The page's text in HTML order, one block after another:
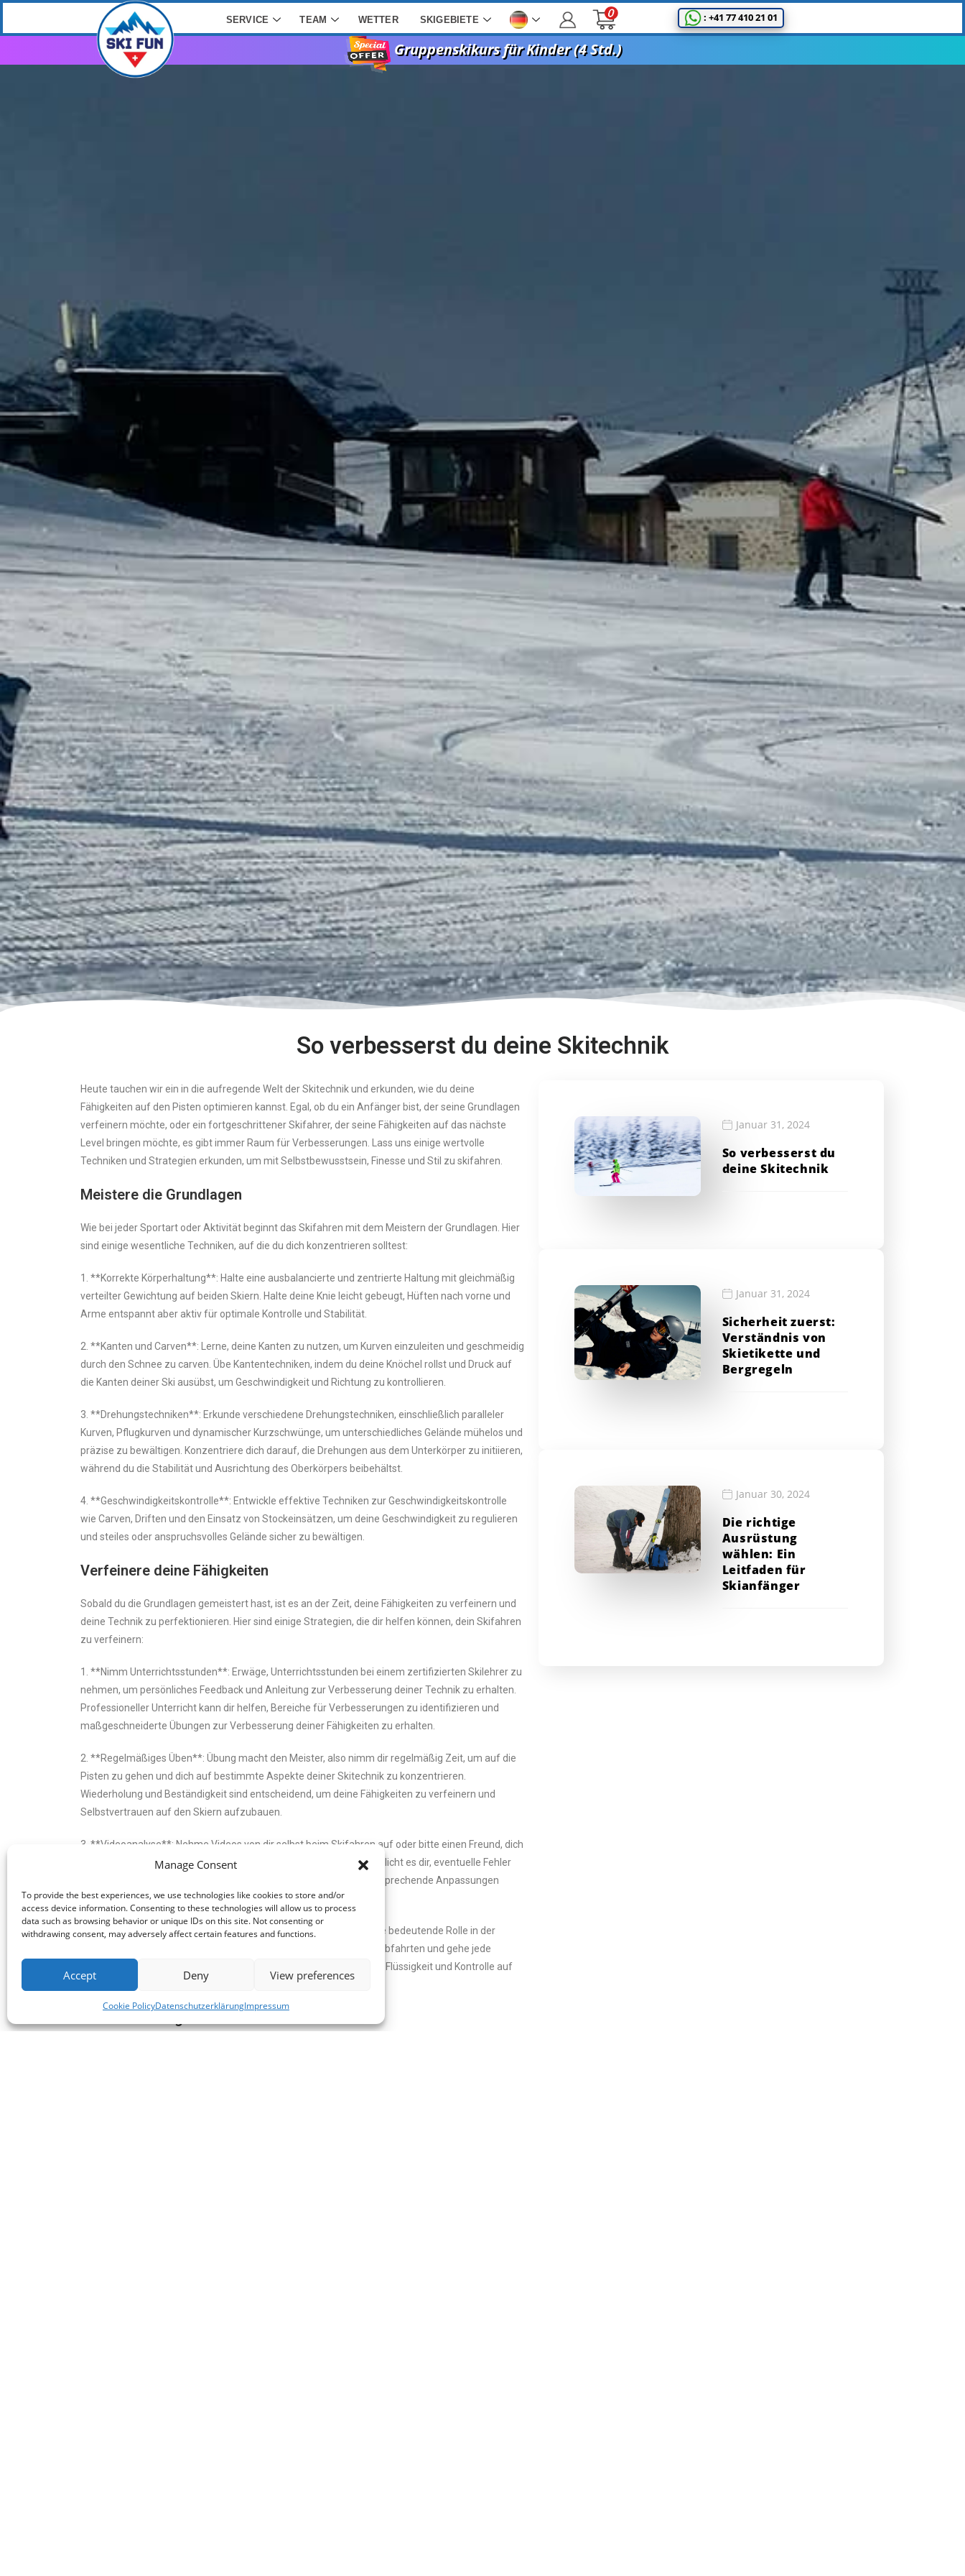
Manage Consent
To provide the best experiences, we use technologies like cookies to store and/or
access device information. Consenting to these technologies will allow us to process
data such as browsing behavior or unique IDs on this site. Not consenting or
withdrawing consent, may adversely affect certain features and functions.
Accept Deny View preferences
Cookie PolicyDatenschutzerklärungImpressum
Gruppenskikurs für Kinder (4 Std.)
SERVICE TEAM WETTER SKIGEBIETE : +41 77 410 21 01
So verbesserst du deine Skitechnik
Heute tauchen wir ein in die aufregende Welt der Skitechnik und erkunden, wie du deine
Fähigkeiten auf den Pisten optimieren kannst. Egal, ob du ein Anfänger bist, der seine Grundlagen
verfeinern möchte, oder ein fortgeschrittener Skifahrer, der seine Fähigkeiten auf das nächste
Level bringen möchte, es gibt immer Raum für Verbesserungen. Lass uns einige wertvolle
Techniken und Strategien erkunden, um mit Selbstbewusstsein, Finesse und Stil zu skifahren.
Meistere die Grundlagen
Wie bei jeder Sportart oder Aktivität beginnt das Skifahren mit dem Meistern der Grundlagen. Hier
sind einige wesentliche Techniken, auf die du dich konzentrieren solltest:
1. **Korrekte Körperhaltung**: Halte eine ausbalancierte und zentrierte Haltung mit gleichmäßig
verteilter Gewichtung auf beiden Skiern. Halte deine Knie leicht gebeugt, Hüften nach vorne und
Arme entspannt aber aktiv für optimale Kontrolle und Stabilität.
2. **Kanten und Carven**: Lerne, deine Kanten zu nutzen, um Kurven einzuleiten und geschmeidig
durch den Schnee zu carven. Übe Kantentechniken, indem du deine Knöchel rollst und Druck auf
die Kanten deiner Ski ausübst, um Geschwindigkeit und Richtung zu kontrollieren.
3. **Drehungstechniken**: Erkunde verschiedene Drehungstechniken, einschließlich paralleler
Kurven, Pflugkurven und dynamischer Kurzschwünge, um unterschiedliches Gelände mühelos und
präzise zu bewältigen. Konzentriere dich darauf, die Drehungen aus dem Unterkörper zu initiieren,
während du die Stabilität und Ausrichtung des Oberkörpers beibehältst.
4. **Geschwindigkeitskontrolle**: Entwickle effektive Techniken zur Geschwindigkeitskontrolle
wie Carven, Driften und den Einsatz von Stockeinsätzen, um deine Geschwindigkeit zu regulieren
und steiles oder anspruchsvolles Gelände sicher zu bewältigen.
Verfeinere deine Fähigkeiten
Sobald du die Grundlagen gemeistert hast, ist es an der Zeit, deine Fähigkeiten zu verfeinern und
deine Technik zu perfektionieren. Hier sind einige Strategien, die dir helfen können, dein Skifahren
zu verfeinern:
1. **Nimm Unterrichtsstunden**: Erwäge, Unterrichtsstunden bei einem zertifizierten Skilehrer zu
nehmen, um persönliches Feedback und Anleitung zur Verbesserung deiner Technik zu erhalten.
Professioneller Unterricht kann dir helfen, Bereiche für Verbesserungen zu identifizieren und
maßgeschneiderte Übungen zur Verbesserung deiner Fähigkeiten zu erhalten.
2. **Regelmäßiges Üben**: Übung macht den Meister, also nimm dir regelmäßig Zeit, um auf die
Pisten zu gehen und dich auf bestimmte Aspekte deiner Skitechnik zu konzentrieren.
Wiederholung und Beständigkeit sind entscheidend, um deine Fähigkeiten zu verfeinern und
Selbstvertrauen auf den Skiern aufzubauen.
3. **Videoanalyse**: Nehme Videos von dir selbst beim Skifahren auf oder bitte einen Freund, dich
auf den Pisten zu filmen. Die Überprüfung des Filmmaterials ermöglicht es dir, eventuelle Fehler
oder Unzulänglichkeiten in deiner Technik zu identifizieren und entsprechende Anpassungen
vorzunehmen.
4. **Skifahren mit Selbstbewusstsein**: Selbstvertrauen spielt eine bedeutende Rolle in der
Skitechnik. Vertraue in deine Fähigkeiten, visualisiere erfolgreiche Abfahrten und gehe jede
Abfahrt mit einer positiven Einstellung an. Selbstvertrauen führt zu Flüssigkeit und Kontrolle auf
den Pisten.
Januar 31, 2024
So verbesserst du
deine Skitechnik
Januar 31, 2024
Sicherheit zuerst:
Verständnis von
Skietikette und
Bergregeln
Januar 30, 2024
Die richtige
Ausrüstung
wählen: Ein
Leitfaden für
Skianfänger